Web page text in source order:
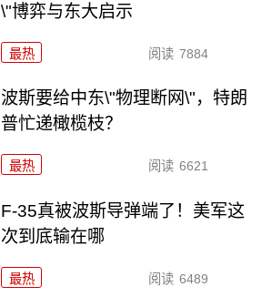
\"博弈与东大启示
最热 阅读 7884
波斯要给中东\"物理断网\"，特朗
普忙递橄榄枝？
最热 阅读 6621
F-35真被波斯导弹端了！美军这
次到底输在哪
最热 阅读 6489